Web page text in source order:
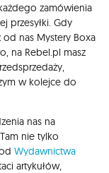
zamówienia
przesyłki. Gdy
nas Mystery Boxa
na Rebel.pl masz
w kolejce do
nas na
nie tylko
Wydawnictwa
artykułów,